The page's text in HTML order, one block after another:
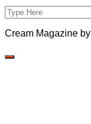
Cream Magazine by